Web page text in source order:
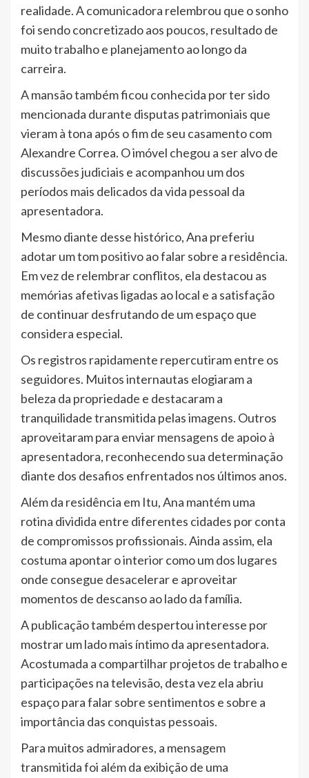
realidade. A comunicadora relembrou que o sonho
foi sendo concretizado aos poucos, resultado de
muito trabalho e planejamento ao longo da
carreira.
A mansão também ficou conhecida por ter sido
mencionada durante disputas patrimoniais que
vieram à tona após o fim de seu casamento com
Alexandre Correa. O imóvel chegou a ser alvo de
discussões judiciais e acompanhou um dos
períodos mais delicados da vida pessoal da
apresentadora.
Mesmo diante desse histórico, Ana preferiu
adotar um tom positivo ao falar sobre a residência.
Em vez de relembrar conflitos, ela destacou as
memórias afetivas ligadas ao local e a satisfação
de continuar desfrutando de um espaço que
considera especial.
Os registros rapidamente repercutiram entre os
seguidores. Muitos internautas elogiaram a
beleza da propriedade e destacaram a
tranquilidade transmitida pelas imagens. Outros
aproveitaram para enviar mensagens de apoio à
apresentadora, reconhecendo sua determinação
diante dos desafios enfrentados nos últimos anos.
Além da residência em Itu, Ana mantém uma
rotina dividida entre diferentes cidades por conta
de compromissos profissionais. Ainda assim, ela
costuma apontar o interior como um dos lugares
onde consegue desacelerar e aproveitar
momentos de descanso ao lado da família.
A publicação também despertou interesse por
mostrar um lado mais íntimo da apresentadora.
Acostumada a compartilhar projetos de trabalho e
participações na televisão, desta vez ela abriu
espaço para falar sobre sentimentos e sobre a
importância das conquistas pessoais.
Para muitos admiradores, a mensagem
transmitida foi além da exibição de uma